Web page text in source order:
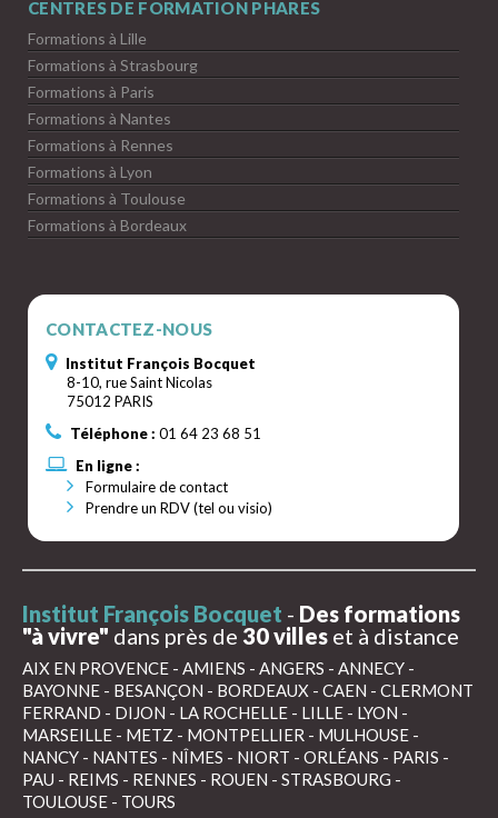
CENTRES DE FORMATION PHARES
Formations à Lille
Formations à Strasbourg
Formations à Paris
Formations à Nantes
Formations à Rennes
Formations à Lyon
Formations à Toulouse
Formations à Bordeaux
CONTACTEZ-NOUS
Institut François Bocquet
8-10, rue Saint Nicolas
75012 PARIS
Téléphone : 01 64 23 68 51
En ligne :
Formulaire de contact
Prendre un RDV (tel ou visio)
Institut François Bocquet - Des formations
"à vivre" dans près de 30 villes et à distance
AIX EN PROVENCE - AMIENS - ANGERS - ANNECY -
BAYONNE - BESANÇON - BORDEAUX - CAEN - CLERMONT
FERRAND - DIJON - LA ROCHELLE - LILLE - LYON -
MARSEILLE - METZ - MONTPELLIER - MULHOUSE -
NANCY - NANTES - NÎMES - NIORT - ORLÉANS - PARIS -
PAU - REIMS - RENNES - ROUEN - STRASBOURG -
TOULOUSE - TOURS